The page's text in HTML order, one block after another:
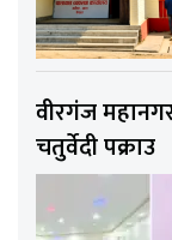
वीरगंज
चतुर्वेदी पक्राउ